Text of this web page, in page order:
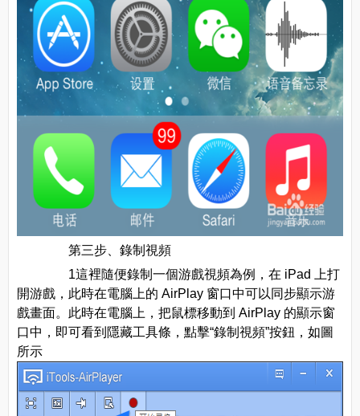
第三步、錄制視頻
1這裡隨便錄制一個游戲視頻為例，在 iPad 上打
開游戲，此時在電腦上的 AirPlay 窗口中可以同步顯示游
戲畫面。此時在電腦上，把鼠標移動到 AirPlay 的顯示窗
口中，即可看到隱藏工具條，點擊“錄制視頻”按鈕，如圖
所示